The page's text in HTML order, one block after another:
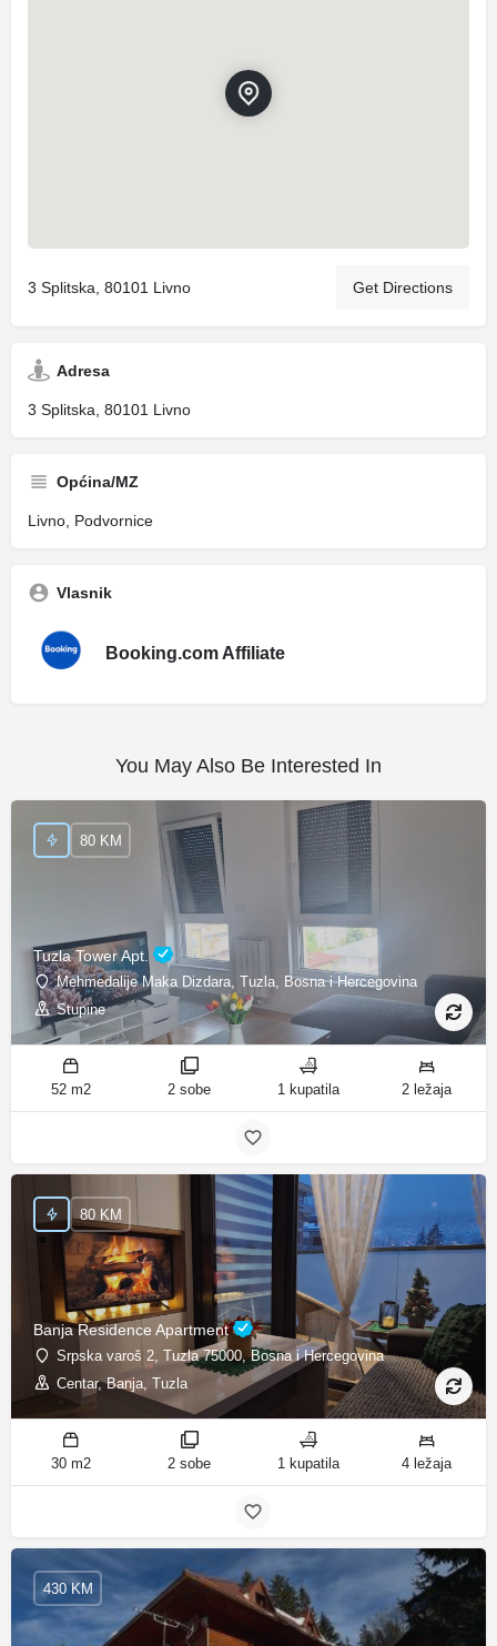
3 Splitska, 80101 Livno Get Directions
Adresa
3 Splitska, 80101 Livno
Općina/MZ
Livno, Podvornice
Vlasnik
Booking.com Affiliate
You May Also Be Interested In
Tuzla Tower Apt.
Mehmedalije Maka Dizdara, Tuzla, Bosna i Hercegovina
Stupine
80 KM
52 m2 2 sobe 1 kupatila 2 ležaja
Banja Residence Apartment
Srpska varoš 2, Tuzla 75000, Bosna i Hercegovina
Centar, Banja, Tuzla
80 KM
30 m2 2 sobe 1 kupatila 4 ležaja
430 KM